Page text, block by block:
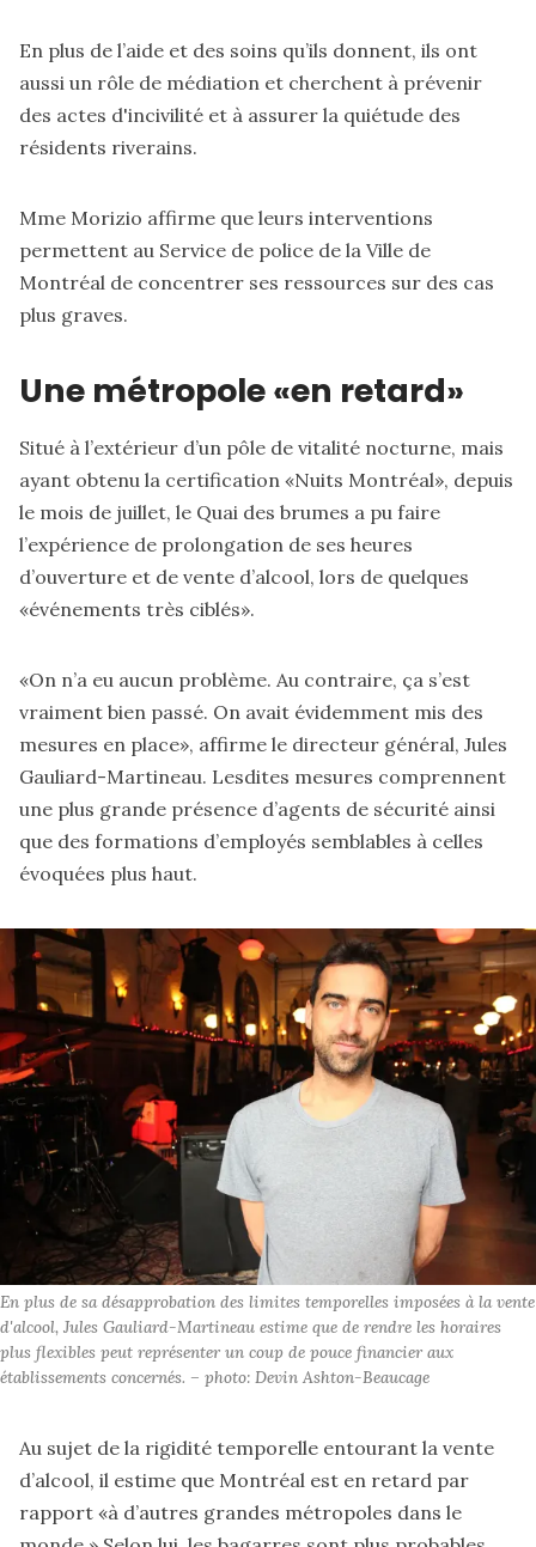
En plus de l’aide et des soins qu’ils donnent, ils ont
aussi un rôle de médiation et cherchent à prévenir
des actes d'incivilité et à assurer la quiétude des
résidents riverains.
Mme Morizio affirme que leurs interventions
permettent au Service de police de la Ville de
Montréal de concentrer ses ressources sur des cas
plus graves.
Une métropole «en retard»
Situé à l’extérieur d’un pôle de vitalité nocturne, mais
ayant obtenu la certification «Nuits Montréal», depuis
le mois de juillet, le Quai des brumes a pu faire
l’expérience de prolongation de ses heures
d’ouverture et de vente d’alcool, lors de quelques
«événements très ciblés».
«On n’a eu aucun problème. Au contraire, ça s’est
vraiment bien passé. On avait évidemment mis des
mesures en place», affirme le directeur général, Jules
Gauliard-Martineau. Lesdites mesures comprennent
une plus grande présence d’agents de sécurité ainsi
que des formations d’employés semblables à celles
évoquées plus haut.
En plus de sa désapprobation des limites temporelles imposées à la vente
d'alcool, Jules Gauliard-Martineau estime que de rendre les horaires
plus flexibles peut représenter un coup de pouce financier aux
établissements concernés. – photo: Devin Ashton-Beaucage
Au sujet de la rigidité temporelle entourant la vente
d’alcool, il estime que Montréal est en retard par
rapport «à d’autres grandes métropoles dans le